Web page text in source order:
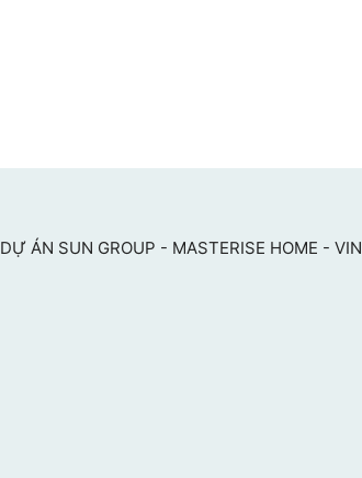
DỰ ÁN SUN GROUP - MASTERISE HOME -